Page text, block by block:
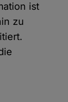
ist
zu